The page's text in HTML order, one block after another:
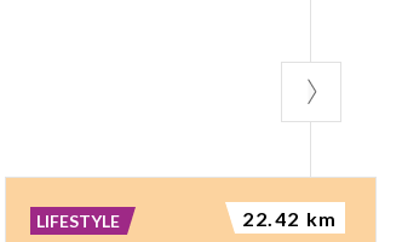
LIFESTYLE 22.42 km